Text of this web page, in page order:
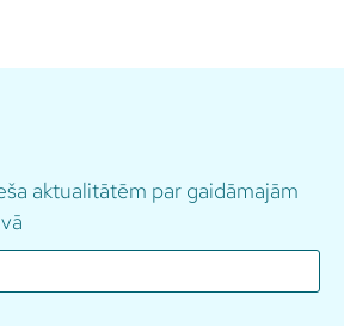
aktualitātēm par gaidāmajām